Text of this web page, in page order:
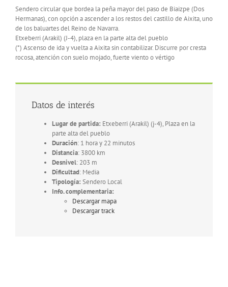
Sendero circular que bordea la peña mayor del paso de Biaizpe (Dos
Hermanas), con opción a ascender a los restos del castillo de Aixita, uno
de los baluartes del Reino de Navarra.
Etxeberri (Arakil) (J-4), plaza en la parte alta del pueblo
(*) Ascenso de ida y vuelta a Aixita sin contabilizar. Discurre por cresta
rocosa, atención con suelo mojado, fuerte viento o vértigo
Datos de interés
Lugar de partida: Etxeberri (Arakil) (j-4), Plaza en la
parte alta del pueblo
Duración: 1 hora y 22 minutos
Distancia: 3800 km
Desnivel: 203 m
Dificultad: Media
Tipología: Sendero Local
Info. complementaria:
Descargar mapa
Descargar track